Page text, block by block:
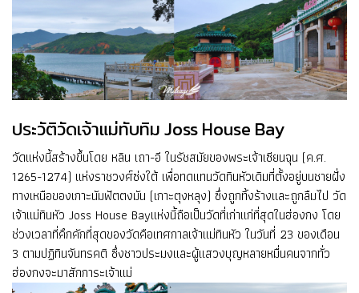
ประวัติวัดเจ้าแม่ทับทิม Joss House Bay
วัดแห่งนี้สร้างขึ้นโดย หลิน เถา-อี ในรัชสมัยของพระเจ้าเซียนฉุน (ค.ศ.
1265-1274) แห่งราชวงศ์ซ่งใต้ เพื่อทดแทนวัดทินหัวเดิมที่ตั้งอยู่บนชายฝั่ง
ทางเหนือของเกาะนัมฟัตตงมัน (เกาะตุงหลุง) ซึ่งถูกทิ้งร้างและถูกลืมไป วัด
เจ้าแม่ทินหัว Joss House Bayแห่งนี้ถือเป็นวัดที่เก่าแก่ที่สุดในฮ่องกง โดย
ช่วงเวลาที่คึกคักที่สุดของวัดคือเทศกาลเจ้าแม่ทินหัว ในวันที่ 23 ของเดือน
3 ตามปฏิทินจันทรคติ ซึ่งชาวประมงและผู้แสวงบุญหลายหมื่นคนจากทั่ว
ฮ่องกงจะมาสักการะเจ้าแม่